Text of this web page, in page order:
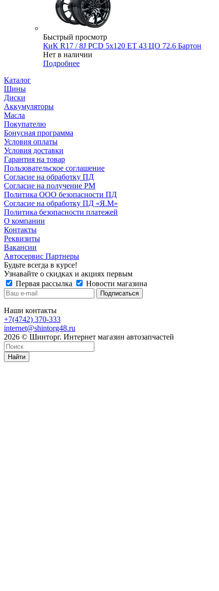
Быстрый просмотр
КиК R17 / 8J PCD 5x120 ЕТ 43 ЦО 72.6 Бартон
Нет в наличии
Подробнее
Каталог
Шины
Диски
Аккумуляторы
Масла
Покупателю
Бонусная программа
Условия оплаты
Условия доставки
Гарантия на товар
Пользовательское соглашение
Согласие на обработку ПД
Согласие на получение РМ
Политика ООО безопасности ПД
Согласие на обработку ПД «Я.М»
Политика безопасности платежей
О компании
Контакты
Реквизиты
Вакансии
Автосервис Партнеры
Будьте всегда в курсе!
Узнавайте о скидках и акциях первым
Первая рассылка
Новости магазина
Наши контакты
+7(4742) 370-333
internet@shintorg48.ru
2026 © Шинторг. Интернет магазин автозапчастей
Найти